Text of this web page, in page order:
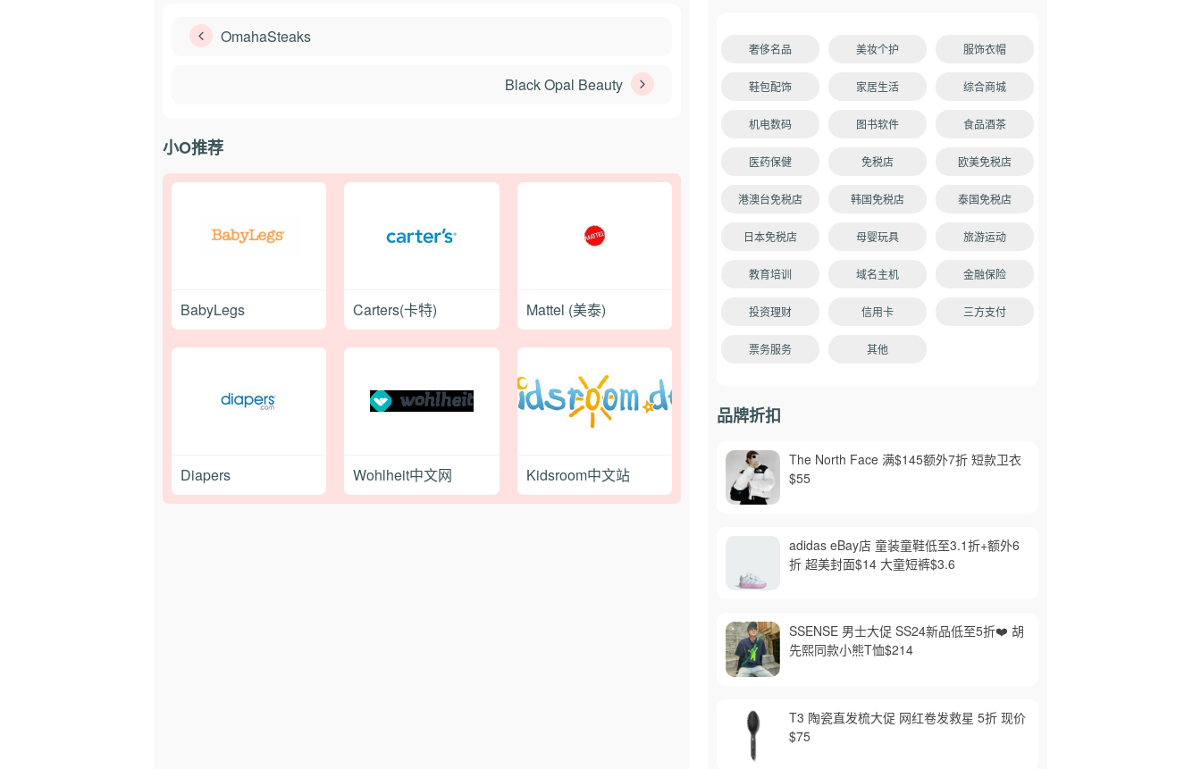
OmahaSteaks
Black Opal Beauty
小O推荐
BabyLegs Carters(卡特) Mattel (美泰)
Diapers Wohlheit中文网 Kidsroom中文站
奢侈名品 美妆个护 服饰衣帽
鞋包配饰 家居生活 综合商城
机电数码 图书软件 食品酒茶
医药保健 免税店 欧美免税店
港澳台免税店 韩国免税店 泰国免税店
日本免税店 母婴玩具 旅游运动
教育培训 域名主机 金融保险
投资理财 信用卡 三方支付
票务服务 其他
品牌折扣
The North Face 满$145额外7折 短款卫衣
$55
adidas eBay店 童装童鞋低至3.1折+额外6
折 超美封面$14 大童短裤$3.6
SSENSE 男士大促 SS24新品低至5折❤️‍ 胡
先熙同款小熊T恤$214
T3 陶瓷直发梳大促 网红卷发救星 5折 现价
$75